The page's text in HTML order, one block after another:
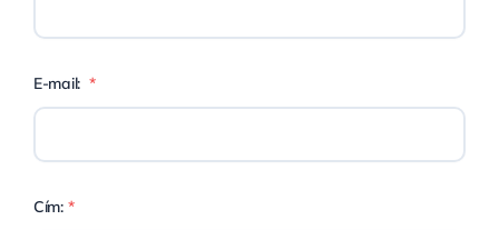
E-mail: *
Cím: *